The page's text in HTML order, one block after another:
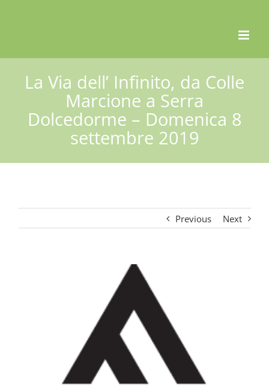
La Via dell’ Infinito, da Colle
Marcione a Serra
Dolcedorme – Domenica 8
settembre 2019
Previous Next